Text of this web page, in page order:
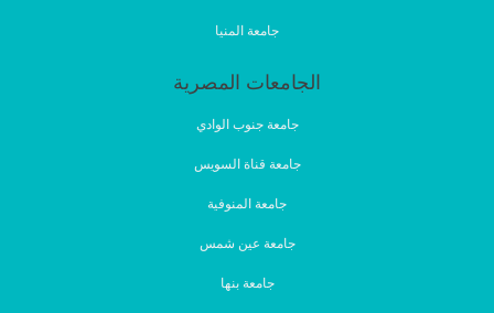
جامعة المنيا
الجامعات المصرية
جامعة جنوب الوادي
جامعة قناة السويس
جامعة المنوفية
جامعة عين شمس
جامعة بنها